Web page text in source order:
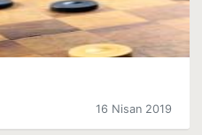
16 Nisan 2019